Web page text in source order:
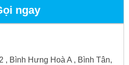
ngay
, Bình Hưng Hoà A , Bình Tân,